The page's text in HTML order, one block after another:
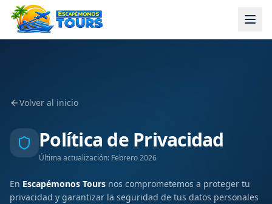
Volver al inicio
Política de Privacidad
Última actualización: Febrero 2026
En Escapémonos Tours nos comprometemos a proteger tu
privacidad y garantizar la seguridad de tus datos personales